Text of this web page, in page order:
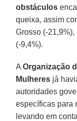
obstáculos
queixa, assim
Grosso (-
(-9,4%).
AOrganização
Mulheres já
autoridades
específicas para
levando em